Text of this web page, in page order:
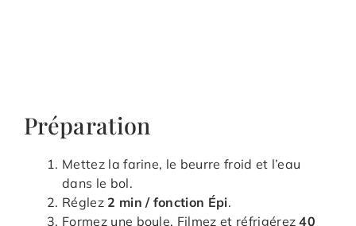
Préparation
Mettez la farine, le beurre froid et l’eau
dans le bol.
Réglez 2 min / fonction Épi.
Formez une boule. Filmez et réfrigérez40